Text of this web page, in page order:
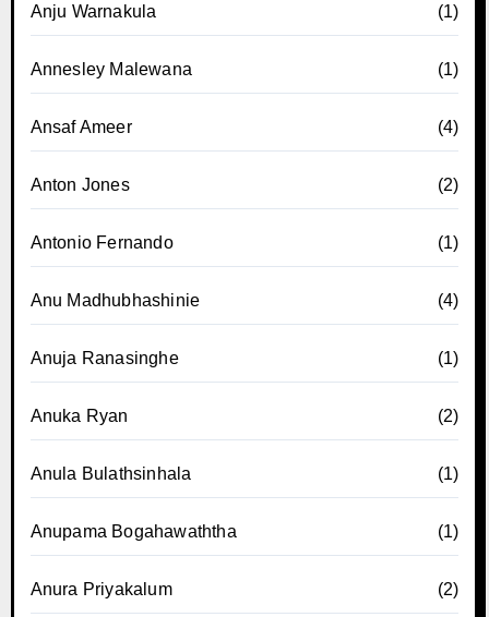
Anju Warnakula (1)
Annesley Malewana (1)
Ansaf Ameer (4)
Anton Jones (2)
Antonio Fernando (1)
Anu Madhubhashinie (4)
Anuja Ranasinghe (1)
Anuka Ryan (2)
Anula Bulathsinhala (1)
Anupama Bogahawaththa (1)
Anura Priyakalum (2)